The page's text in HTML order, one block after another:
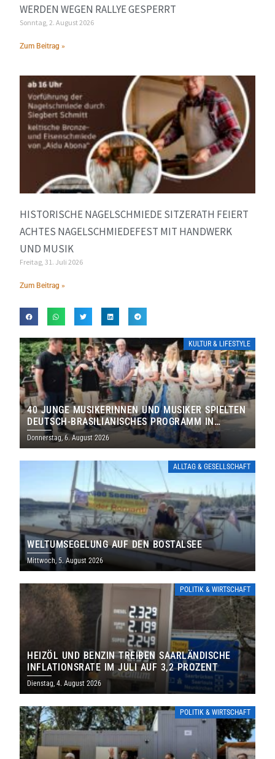
ERDEN WEGEN RALLYE GESPERRT
Sonntag, 2. August 2026
Zum Beitrag »
HISTORISCHE NAGELSCHMIEDE SITZERATH FEIERT
ACHTES NAGELSCHMIEDEFEST MIT HANDWERK
UND MUSIK
Freitag, 31. Juli 2026
Zum Beitrag »
KULTUR & LIFESTYLE
40 JUNGE MUSIKERINNEN UND MUSIKER SPIELTEN
DEUTSCH-BRASILIANISCHES PROGRAMM IN
THOLEY
Donnerstag, 6. August 2026
ALLTAG & GESELLSCHAFT
WELTUMSEGELUNG AUF DEN BOSTALSEE
Mittwoch, 5. August 2026
POLITIK & WIRTSCHAFT
HEIZÖL UND BENZIN TREIBEN SAARLÄNDISCHE
INFLATIONSRATE IM JULI AUF 3,2 PROZENT
Dienstag, 4. August 2026
POLITIK & WIRTSCHAFT